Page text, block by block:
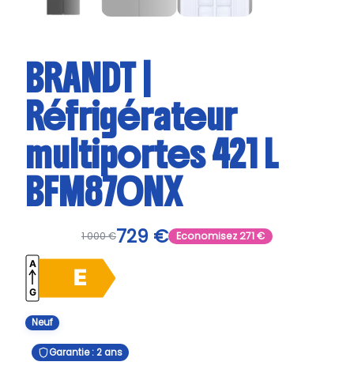
BRANDT |
Réfrigérateur
multiportes 421 L
BFM870NX
1 000€729 € Economisez271€
Neuf
Garantie : 2 ans